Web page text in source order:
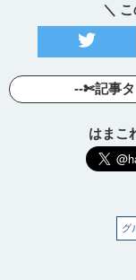
＼
--✄記事
はまこ
グ